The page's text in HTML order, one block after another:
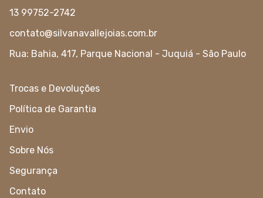
13 99752-2742
contato@silvanavallejoias.com.br
Rua: Bahia, 417, Parque Nacional - Juquiá - São Paulo
Trocas e Devoluções
Política de Garantia
Envio
Sobre Nós
Segurança
Contato